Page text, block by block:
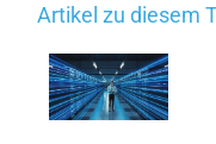
Artikel zu diesem